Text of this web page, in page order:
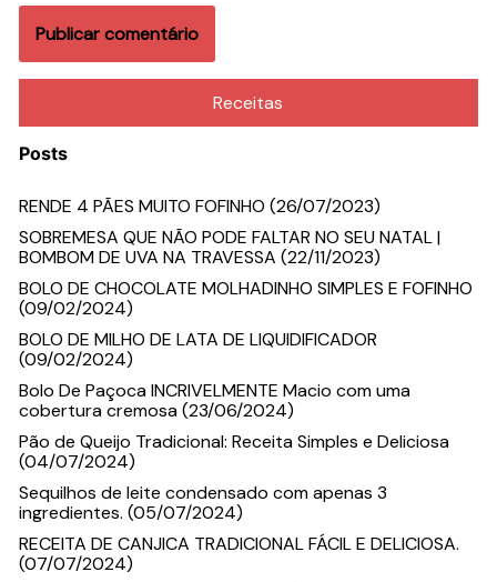
Receitas
Posts
RENDE 4 PÃES MUITO FOFINHO (26/07/2023)
SOBREMESA QUE NÃO PODE FALTAR NO SEU NATAL |
BOMBOM DE UVA NA TRAVESSA (22/11/2023)
BOLO DE CHOCOLATE MOLHADINHO SIMPLES E FOFINHO
(09/02/2024)
BOLO DE MILHO DE LATA DE LIQUIDIFICADOR
(09/02/2024)
Bolo De Paçoca INCRIVELMENTE Macio com uma
cobertura cremosa (23/06/2024)
Pão de Queijo Tradicional: Receita Simples e Deliciosa
(04/07/2024)
Sequilhos de leite condensado com apenas 3
ingredientes. (05/07/2024)
RECEITA DE CANJICA TRADICIONAL FÁCIL E DELICIOSA.
(07/07/2024)